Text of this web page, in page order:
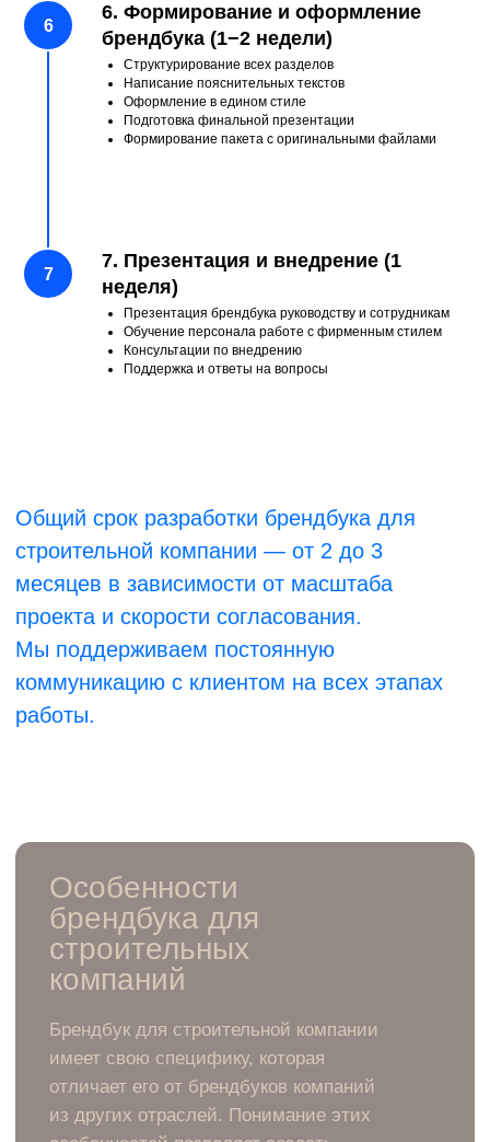
6. Формирование и оформление
брендбука (1−2 недели)
Структурирование всех разделов
Написание пояснительных текстов
Оформление в едином стиле
Подготовка финальной презентации
Формирование пакета с оригинальными файлами
7. Презентация и внедрение (1
неделя)
Презентация брендбука руководству и сотрудникам
Обучение персонала работе с фирменным стилем
Консультации по внедрению
Поддержка и ответы на вопросы
в реальных условиях
строительного бизнеса.